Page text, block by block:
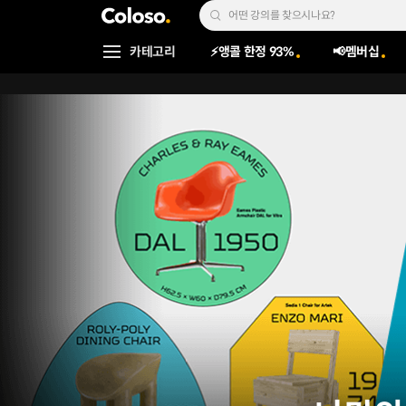
콜로소
Search Input
Coloso Menu
카테고리 ⚡앵콜 한정 93% 📢멤버십